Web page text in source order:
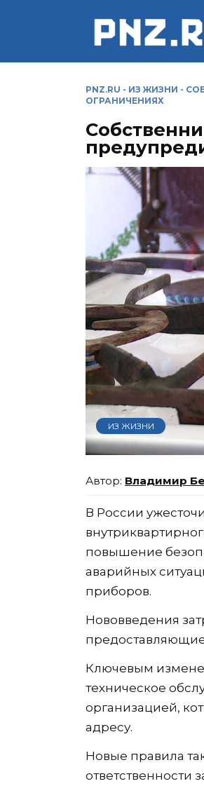
PNZ.RU - ИЗ ЖИЗНИ -
ОГРАНИЧЕНИЯХ
ИЗ ЖИЗНИ
Владимир
В России
повышение
аварийных
приборов.
Нововведения
Ключевым
техническое
организацией,
адресу.
Новые правила
ответственности